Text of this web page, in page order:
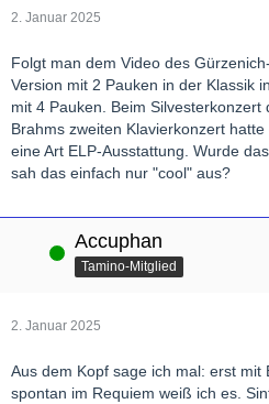
2. Januar 2025
Folgt man dem Video des
Version mit 2 Pauken in der Klassik
mit 4 Pauken. Beim
Brahms zweiten Klavierkonzert
eine Art ELP-Ausstattung. Wurde
sah das einfach nur "cool" aus?
Online Accuphan
Tamino-Mitglied
2. Januar 2025
Aus dem Kopf sage ich mal: erst
spontan im Requiem weiß ich es.